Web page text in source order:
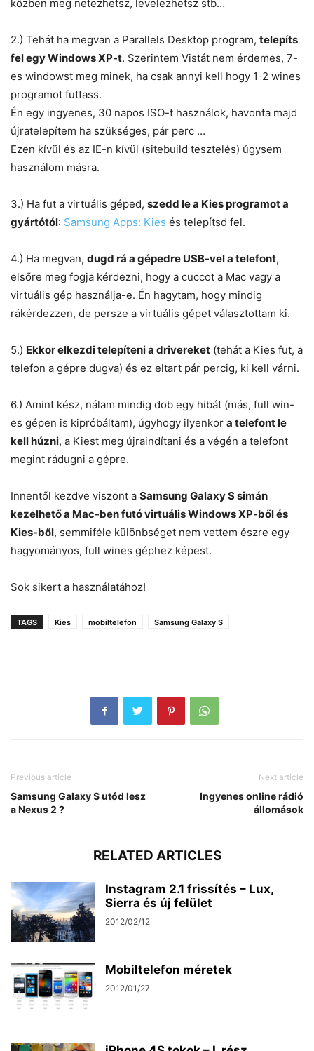
közben meg netezhetsz, levelezhetsz stb…
2.) Tehát ha megvan a Parallels Desktop program, telepíts
fel egy Windows XP-t. Szerintem Vistát nem érdemes, 7-
es windowst meg minek, ha csak annyi kell hogy 1-2 wines
programot futtass.
Én egy ingyenes, 30 napos ISO-t használok, havonta majd
újratelepítem ha szükséges, pár perc …
Ezen kívül és az IE-n kívül (sitebuild tesztelés) úgysem
használom másra.
3.) Ha fut a virtuális géped, szedd le a Kies programot a
gyártótól: Samsung Apps: Kies és telepítsd fel.
4.) Ha megvan, dugd rá a gépedre USB-vel a telefont,
elsőre meg fogja kérdezni, hogy a cuccot a Mac vagy a
virtuális gép használja-e. Én hagytam, hogy mindig
rákérdezzen, de persze a virtuális gépet választottam ki.
5.) Ekkor elkezdi telepíteni a drivereket (tehát a Kies fut, a
telefon a gépre dugva) és ez eltart pár percig, ki kell várni.
6.) Amint kész, nálam mindig dob egy hibát (más, full win-
es gépen is kipróbáltam), úgyhogy ilyenkor a telefont le
kell húzni, a Kiest meg újraindítani és a végén a telefont
megint rádugni a gépre.
Innentől kezdve viszont a Samsung Galaxy S simán
kezelhető a Mac-ben futó virtuális Windows XP-ből és
Kies-ből, semmiféle különbséget nem vettem észre egy
hagyományos, full wines géphez képest.
Sok sikert a használatához!
TAGS Kies mobiltelefon Samsung Galaxy S
Previous article
Samsung Galaxy S utód lesz
a Nexus 2 ?
Next article
Ingyenes online rádió
állomások
RELATED ARTICLES
Instagram 2.1 frissítés – Lux,
Sierra és új felület
2012/02/12
Mobiltelefon méretek
2012/01/27